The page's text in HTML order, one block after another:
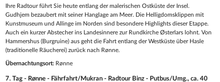
Ihre Radtour führt Sie heute entlang der malerischen Ostküste der Insel.
Gudhjem bezaubert mit seiner Hanglage am Meer. Die Helligdomsklippen mit
Kunstmuseum und Allinge im Norden sind besondere Highlights dieser Etappe.
Auch ein kurzer Abstecher ins Landesinnere zur Rundkirche Østerlars lohnt. Von
Hammershus (Burgruine) aus geht die Fahrt entlang der Westküste über Hasle
(traditionelle Räucherei) zurück nach Rønne.
Übernachtungsort: Rønne
7. Tag - Rønne - Fährfahrt/Mukran - Radtour Binz - Putbus/Umg., ca. 40